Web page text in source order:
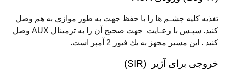
تغذیه كلیه چشـم ها را با حفظ جهت به طور موازی به هم وصل
كنید. سپـس با رعـایت جهت صحیح آن را به ترمینال AUX وصل
كنید . این مسیر مجهز به یك فیوز 2 آمپر است.
خروجی برای آژیر (SIR)